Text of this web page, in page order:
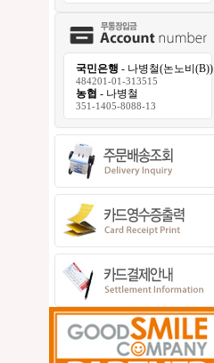
국민은행 - 나병철(논노비(B))
484201-01-313515
농협 - 나병철
351-1405-8088-13